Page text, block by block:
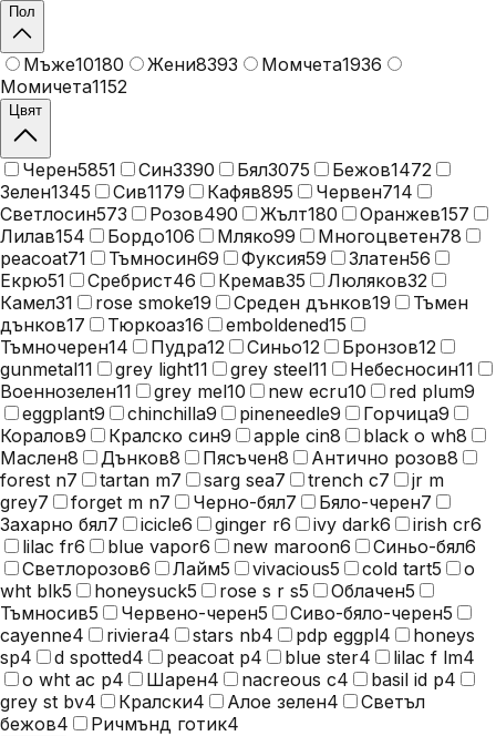
Пол
Мъже10180 Жени8393 Момчета1936
Момичета1152
Цвят
Черен5851 Син3390 Бял3075 Бежов1472
Зелен1345 Сив1179 Кафяв895 Червен714
Светлосин573 Розов490 Жълт180 Оранжев157
Лилав154 Бордо106 Мляко99 Многоцветен78
peacoat71 Тъмносин69 Фуксия59 Златен56
Екрю51 Сребрист46 Кремав35 Люляков32
Камел31 rose smoke19 Среден дънков19
Тъмен
дънков17 Тюркоаз16 emboldened15
Тъмночерен14 Пудра12 Синьо12 Бронзов12
gunmetal11 grey light11 grey steel11 Небесносин11
Военнозелен11 grey mel10 new ecru10 red plum9
eggplant9 chinchilla9 pineneedle9 Горчица9
Коралов9 Кралско син9 apple cin8 black o wh8
Маслен8 Дънков8 Пясъчен8 Антично розов8
forest n7 tartan m7 sarg sea7 trench c7
jr m
grey7 forget m n7 Черно-бял7 Бяло-черен7
Захарно бял7 icicle6 ginger r6 ivy dark6 irish cr6
lilac fr6 blue vapor6 new maroon6 Синьо-бял6
Светлорозов6 Лайм5 vivacious5 cold tart5
o
wht blk5 honeysuck5 rose s r s5 Облачен5
Тъмносив5 Червено-черен5 Сиво-бяло-черен5
cayenne4 riviera4 stars nb4 pdp eggpl4
honeys
sp4 d spotted4 peacoat p4 blue ster4 lilac f lm4
o wht ac p4 Шарен4 nacreous c4 basil id p4
grey st bv4 Кралски4 Алое зелен4
Светъл
бежов4 Ричмънд готик4